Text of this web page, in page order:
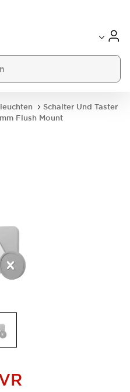
Schalter Und Taster
Flush Mount